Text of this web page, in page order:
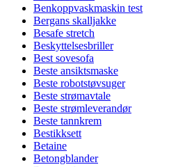
Benkoppvaskmaskin test
Bergans skalljakke
Besafe stretch
Beskyttelsesbriller
Best sovesofa
Beste ansiktsmaske
Beste robotstøvsuger
Beste strømavtale
Beste strømleverandør
Beste tannkrem
Bestikksett
Betaine
Betongblander